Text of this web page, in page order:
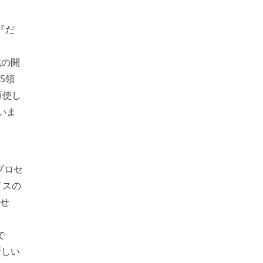
だ
開
領
し
ま
ロセ
の
い